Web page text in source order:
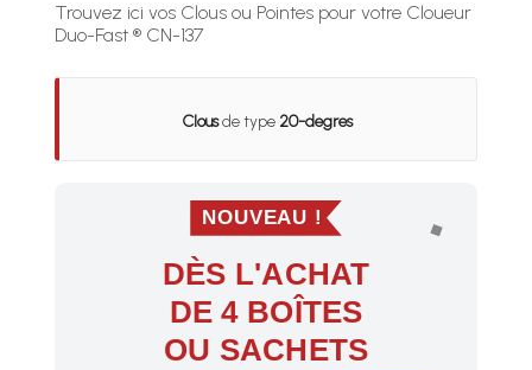
Trouvez ici vos Clous ou Pointes pour votre Cloueur
Duo-Fast ® CN-137
Clousde type 20-degres
NOUVEAU !
DÈS L'ACHAT
DE 4 BOÎTES
OU SACHETS